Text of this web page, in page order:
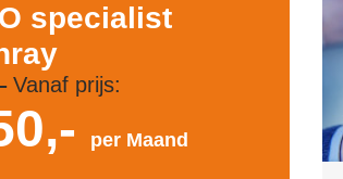
specialist
Vanaf prijs:
per Maand